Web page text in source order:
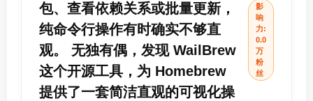
包、查看依赖关系或批量更新，
纯命令行操作有时确实不够直
观。 无独有偶，发现 WailBrew
这个开源工具，为 Homebrew
提供了一套简洁直观的可视化操
影
响
力:
0.0
万
粉
丝